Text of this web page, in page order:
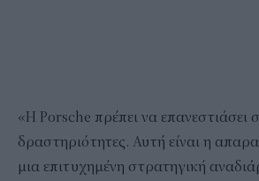
«Η Porsche πρέπει να επανεστιάσει
δραστηριότητες. Αυτή είναι η
μια επιτυχημένη στρατηγική